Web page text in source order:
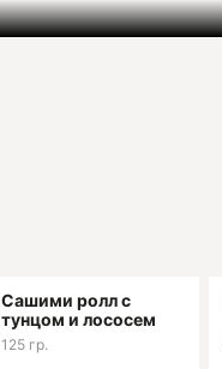
Сашими ролл с
тунцом и лососем
125 гр.